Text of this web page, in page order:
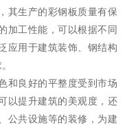
其生产的彩钢板质量有保
加工性能，可以根据不同
应用于建筑装饰、钢结构
和良好的平整度受到市场
以提升建筑的美观度，还
公共设施等的装修，为建